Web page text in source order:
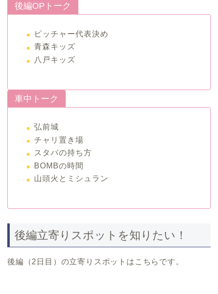
後編OPトーク
ピッチャー代表決め
青森キッズ
八戸キッズ
車中トーク
弘前城
チャリ置き場
スタバの持ち方
BOMBの時間
山頭火とミシュラン
後編立寄りスポットを知りたい！
後編（2日目）の立寄りスポットはこちらです。